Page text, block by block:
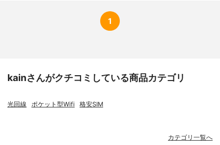
1
kainさんがクチコミしている商品カテゴリ
光回線 ポケット型Wifi 格安SIM
カテゴリ一覧へ